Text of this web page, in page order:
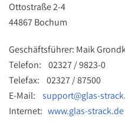
Ottostraße 2-4
44867 Bochum
Geschäftsführer: Maik
Telefon: 02327 / 9823-0
Telefax: 02327 / 87500
E-Mail:
support@glas-
Internet: www.glas-strack.de